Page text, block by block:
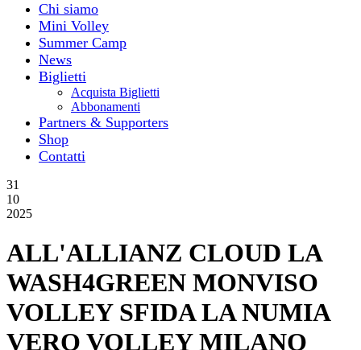
Chi siamo
Mini Volley
Summer Camp
News
Biglietti
Acquista Biglietti
Abbonamenti
Partners & Supporters
Shop
Contatti
31
10
2025
ALL'ALLIANZ CLOUD LA
WASH4GREEN MONVISO
VOLLEY SFIDA LA NUMIA
VERO VOLLEY MILANO